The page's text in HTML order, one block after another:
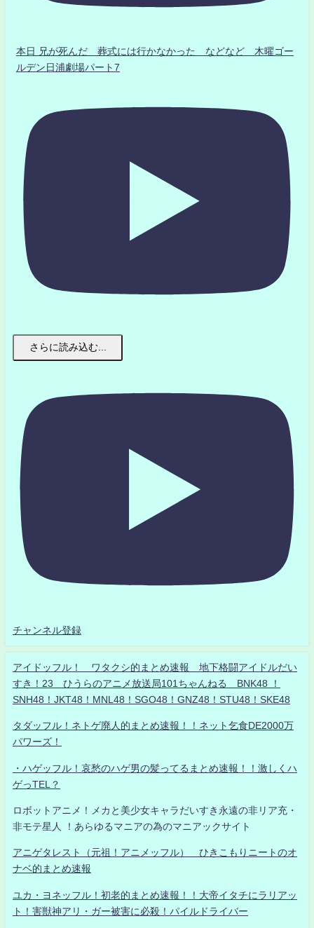
本日 兄が死んだ 葬式には行かなかった などなど 木曜ゴー
ルデン日浦劇場パート7
さらに読み込む...
チャンネル登録
アイドッフル！ ワタクシ的まとめ速報 地下格闘アイドルだい
すき！23 ひうらのアニメ放送局101ちゃんねる BNK48 ！
SNH48！JKT48！MNL48！SGO48！GNZ48！STU48！SKE48
タダッフル！ネトゲ廃人的まとめ速報！！ネット乞食DE2000万
パワーズ！
・ハゲッフル！哀愁のハゲ男の髪ってるまとめ速報！！激しくハ
ゲっTEL？
ロボットアニメ！メカと美少女キャラだいすき永遠の非リア充・
非モテ星人 ！あらゆるマニアの為のマニアックサイト
アニゲタレスト（元祖！アニメッフル） ひきこもりニートのオ
ナベ的まとめ速報
ユカ・ヨネッフル！初老的まとめ速報！！大帝イタチにラリアッ
ト！害獣神アリ・ガー被害に必殺！パイルドライバー